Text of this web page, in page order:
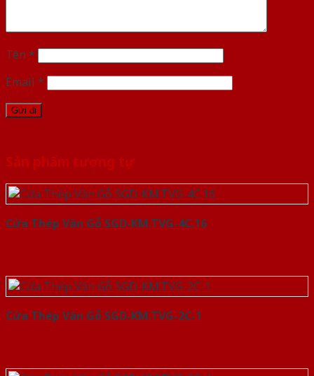
Tên *
Email *
Sản phẩm tương tự
Cửa Thép Vân Gỗ SGD-KM.TVG-4C.16
Cửa Thép Vân Gỗ SGD-KM.TVG-2C-1